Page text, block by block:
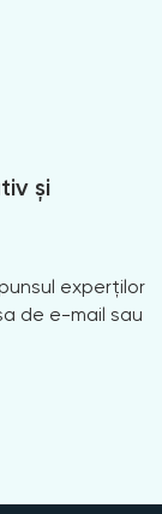
și
experților
de e-mail sau